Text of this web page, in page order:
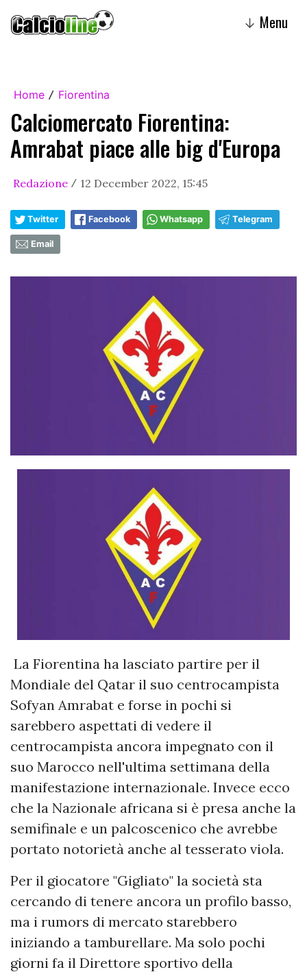
↓ Menu
Home / Fiorentina
Calciomercato Fiorentina:
Amrabat piace alle big d'Europa
Redazione / 12 December 2022, 15:45
Twitter Facebook Whatsapp Telegram
Email
La Fiorentina ha lasciato partire per il
Mondiale del Qatar il suo centrocampista
Sofyan Amrabat e forse in pochi si
sarebbero aspettati di vedere il
centrocampista ancora impegnato con il
suo Marocco nell'ultima settimana della
manifestazione internazionale. Invece ecco
che la Nazionale africana si è presa anche la
semifinale e un palcoscenico che avrebbe
portato notorietà anche al tesserato viola.
Per il giocatore "Gigliato" la società sta
cercando di tenere ancora un profilo basso,
ma i rumors di mercato starebbero
iniziando a tamburellare. Ma solo pochi
giorni fa il Direttore sportivo della